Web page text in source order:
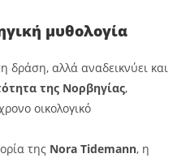
μυθολογία
δράση, αλλά αναδεικνύει και
της Νορβηγίας,
οικολογικό
της Nora Tidemann, η